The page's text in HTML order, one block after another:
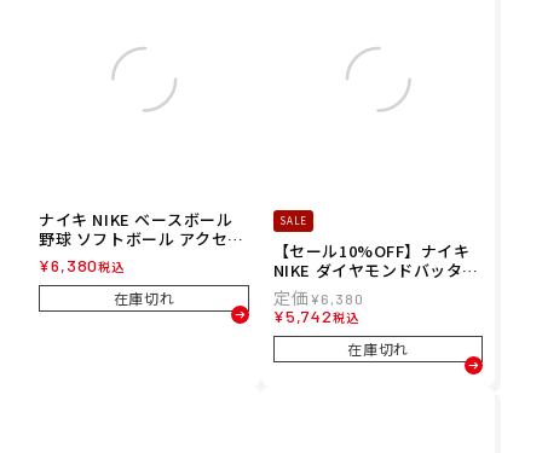
ナイキ NIKE ベースボール
野球 ソフトボール アクセサ
リー ダイヤモンドバッター
ズ エルボーガード 左右兼用
BA3015-961 メンズ レディ
ース ユニセックス 25FA 秋
¥6,380税込
在庫切れ
SALE
【セール10%OFF】ナイキ
NIKE ダイヤモンドバッター
ズ エルボーガード 左右兼用
ベースボール 野球 ソフトボ
ール BA3015-431
¥6,380
¥5,742税込
在庫切れ